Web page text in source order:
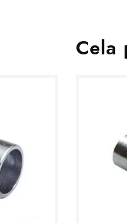
Cela